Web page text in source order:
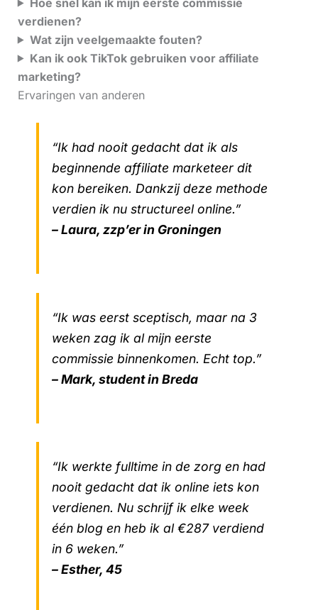
verdienen?
Wat zijn veelgemaakte fouten?
Kan ik ook TikTok gebruiken voor affiliate
marketing?
Ervaringen van anderen
“Ik had nooit gedacht dat ik als
beginnende affiliate marketeer dit
kon bereiken. Dankzij deze methode
verdien ik nu structureel online.”
– Laura, zzp’er in Groningen
“Ik was eerst sceptisch, maar na 3
weken zag ik al mijn eerste
commissie binnenkomen. Echt top.”
– Mark, student in Breda
“Ik werkte fulltime in de zorg en had
nooit gedacht dat ik online iets kon
verdienen. Nu schrijf ik elke week
één blog en heb ik al €287 verdiend
in 6 weken.”
– Esther, 45